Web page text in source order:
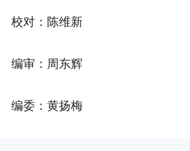
校对：陈维新
编审：周东辉
编委：黄扬梅